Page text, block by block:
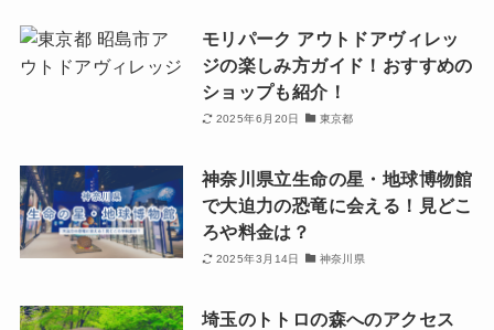
モリパーク アウトドアヴィレッ
ジの楽しみ方ガイド！おすすめの
ショップも紹介！
2025年6月20日 東京都
神奈川県立生命の星・地球博物館
で大迫力の恐竜に会える！見どこ
ろや料金は？
2025年3月14日 神奈川県
埼玉のトトロの森へのアクセス